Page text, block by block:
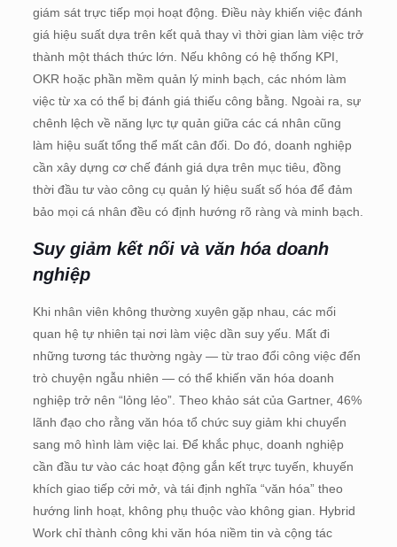
giám sát trực tiếp mọi hoạt động. Điều này khiến việc đánh
giá hiệu suất dựa trên kết quả thay vì thời gian làm việc trở
thành một thách thức lớn. Nếu không có hệ thống KPI,
OKR hoặc phần mềm quản lý minh bạch, các nhóm làm
việc từ xa có thể bị đánh giá thiếu công bằng. Ngoài ra, sự
chênh lệch về năng lực tự quản giữa các cá nhân cũng
làm hiệu suất tổng thể mất cân đối. Do đó, doanh nghiệp
cần xây dựng cơ chế đánh giá dựa trên mục tiêu, đồng
thời đầu tư vào công cụ quản lý hiệu suất số hóa để đảm
bảo mọi cá nhân đều có định hướng rõ ràng và minh bạch.
Suy giảm kết nối và văn hóa doanh
nghiệp
Khi nhân viên không thường xuyên gặp nhau, các mối
quan hệ tự nhiên tại nơi làm việc dần suy yếu. Mất đi
những tương tác thường ngày — từ trao đổi công việc đến
trò chuyện ngẫu nhiên — có thể khiến văn hóa doanh
nghiệp trở nên “lỏng lẻo”. Theo khảo sát của Gartner, 46%
lãnh đạo cho rằng văn hóa tổ chức suy giảm khi chuyển
sang mô hình làm việc lai. Để khắc phục, doanh nghiệp
cần đầu tư vào các hoạt động gắn kết trực tuyến, khuyến
khích giao tiếp cởi mở, và tái định nghĩa “văn hóa” theo
hướng linh hoạt, không phụ thuộc vào không gian. Hybrid
Work chỉ thành công khi văn hóa niềm tin và cộng tác